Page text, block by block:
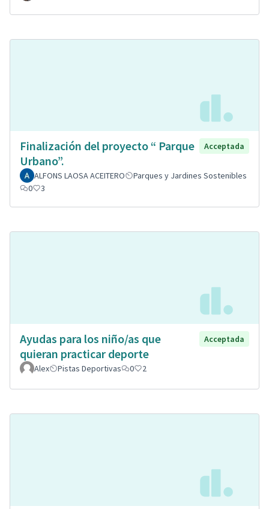
Finalización del proyecto “ Parque
Urbano”.
Acceptada
ALFONS LAOSA ACEITERO
Parques y Jardines Sostenibles
0
3
Ayudas para los niño/as que
quieran practicar deporte
Acceptada
Alex Pistas Deportivas 0 2